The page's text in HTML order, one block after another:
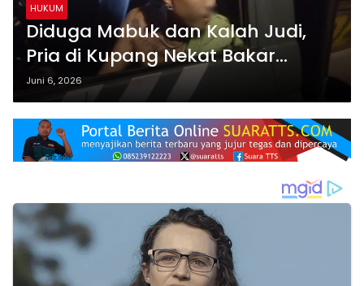
HUKUM
Diduga Mabuk dan Kalah Judi,
Pria di Kupang Nekat Bakar
Rumah Sendiri
Juni 6, 2026